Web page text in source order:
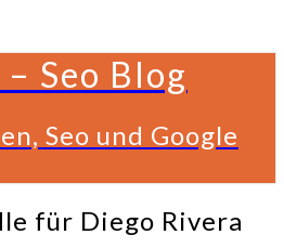
Seo Blog
Seo und Google
für Diego Rivera